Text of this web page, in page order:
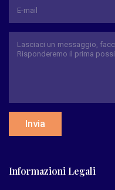
Invia
Informazioni Legali